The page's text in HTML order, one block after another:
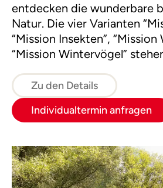
entdecken die wunderbare
Natur. Die vier Varianten
“Mission Insekten”, “Mission
“Mission Wintervögel”
Zu den Details
Individualtermin anfragen